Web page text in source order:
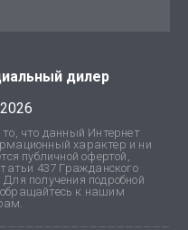
дилер
что данный Интернет
характер и ни
публичной офертой,
437 Гражданского
получения подробной
к нашим